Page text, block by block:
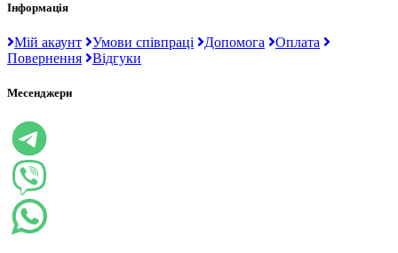
Інформація
Мій акаунт Умови співпраці Допомога
Оплата
Повернення
Відгуки
Месенджери